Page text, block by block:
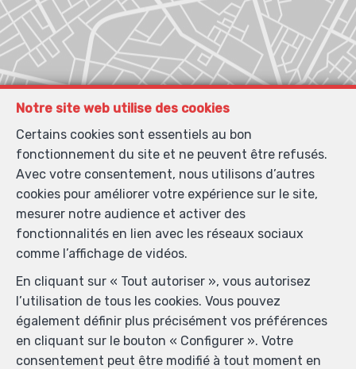
Notre site web utilise des cookies
Certains cookies sont essentiels au bon
fonctionnement du site et ne peuvent être refusés.
Avec votre consentement, nous utilisons d’autres
cookies pour améliorer votre expérience sur le site,
mesurer notre audience et activer des
fonctionnalités en lien avec les réseaux sociaux
comme l’affichage de vidéos.
En cliquant sur « Tout autoriser », vous autorisez
l’utilisation de tous les cookies. Vous pouvez
également définir plus précisément vos préférences
en cliquant sur le bouton « Configurer ». Votre
consentement peut être modifié à tout moment en